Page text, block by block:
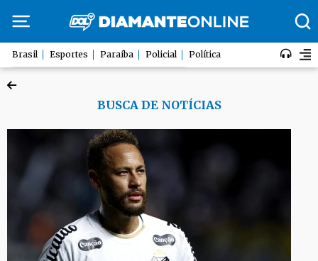
Brasil Esportes Paraíba Policial Política
BUSCA DE NOTÍCIAS